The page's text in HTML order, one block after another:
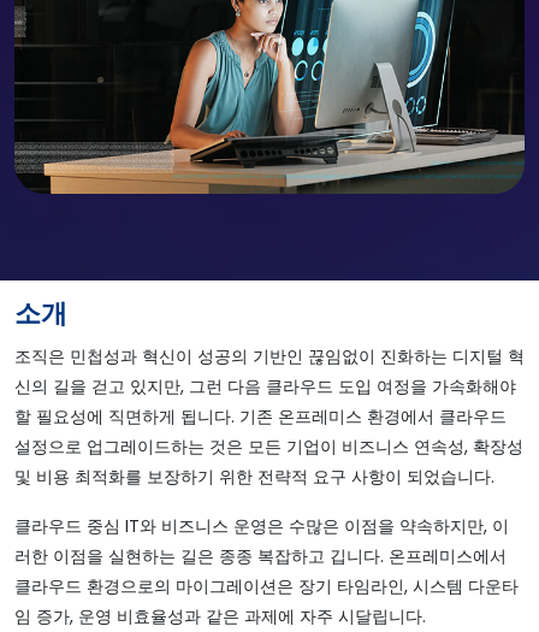
소개
조직은 민첩성과 혁신이 성공의 기반인 끊임없이 진화하는 디지털 혁
신의 길을 걷고 있지만, 그런 다음 클라우드 도입 여정을 가속화해야
할 필요성에 직면하게 됩니다. 기존 온프레미스 환경에서 클라우드
설정으로 업그레이드하는 것은 모든 기업이 비즈니스 연속성, 확장성
및 비용 최적화를 보장하기 위한 전략적 요구 사항이 되었습니다.
클라우드 중심 IT와 비즈니스 운영은 수많은 이점을 약속하지만, 이
러한 이점을 실현하는 길은 종종 복잡하고 깁니다. 온프레미스에서
클라우드 환경으로의 마이그레이션은 장기 타임라인, 시스템 다운타
임 증가, 운영 비효율성과 같은 과제에 자주 시달립니다.